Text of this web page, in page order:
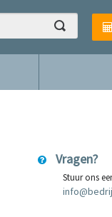
Vragen?
Stuur ons